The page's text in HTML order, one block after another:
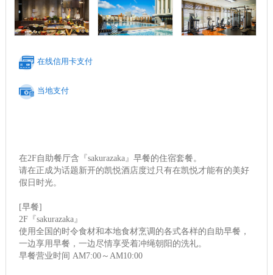
在线信用卡支付
当地支付
在2F自助餐厅含『sakurazaka』早餐的住宿套餐。
请在正成为话题新开的凯悦酒店度过只有在凯悦才能有的美好
假日时光。
[早餐]
2F『sakurazaka』
使用全国的时令食材和本地食材烹调的各式各样的自助早餐，
一边享用早餐，一边尽情享受着冲绳朝阳的洗礼。
早餐营业时间 AM7:00～AM10:00